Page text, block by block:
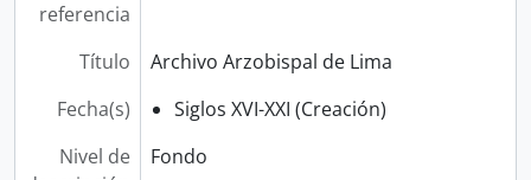
referencia
Título
Archivo Arzobispal de Lima
Fecha(s)
Siglos XVI-XXI (Creación)
Nivel de
Fondo